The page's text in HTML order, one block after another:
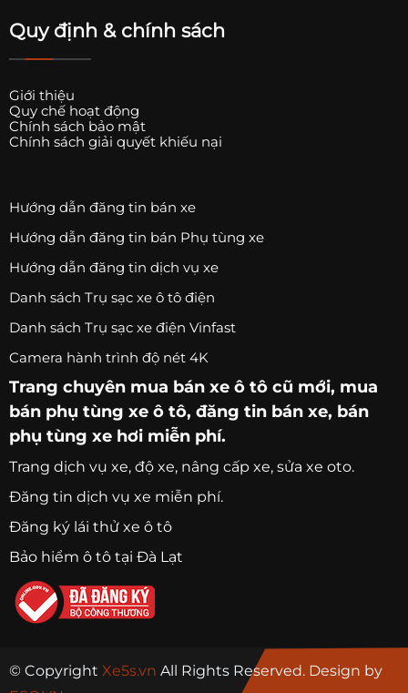
Quy định & chính sách
Giới thiệu
Quy chế hoạt động
Chính sách bảo mật
Chính sách giải quyết khiếu nại
Hướng dẫn đăng tin bán xe
Hướng dẫn đăng tin bán Phụ tùng xe
Hướng dẫn đăng tin dịch vụ xe
Danh sách Trụ sạc xe ô tô điện
Danh sách Trụ sạc xe điện Vinfast
Camera hành trình độ nét 4K
Trang chuyên mua bán xe ô tô cũ mới, mua
bán phụ tùng xe ô tô, đăng tin bán xe, bán
phụ tùng xe hơi miễn phí.
Trang dịch vụ xe, độ xe, nâng cấp xe, sửa xe oto.
Đăng tin dịch vụ xe miễn phí.
Đăng ký lái thử xe ô tô
Bảo hiểm ô tô tại Đà Lạt
© Copyright Xe5s.vn All Rights Reserved. Design by